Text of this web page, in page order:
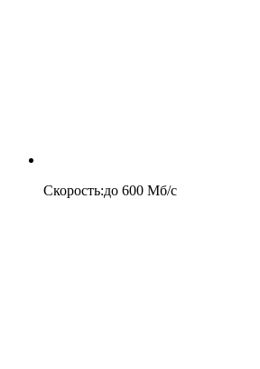
Скорость:до 600 Мб/c